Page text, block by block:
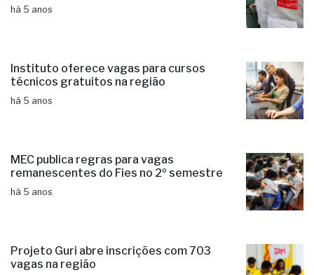
há 5 anos
Instituto oferece vagas para cursos
técnicos gratuitos na região
há 5 anos
MEC publica regras para vagas
remanescentes do Fies no 2º semestre
há 5 anos
Projeto Guri abre inscrições com 703
vagas na região